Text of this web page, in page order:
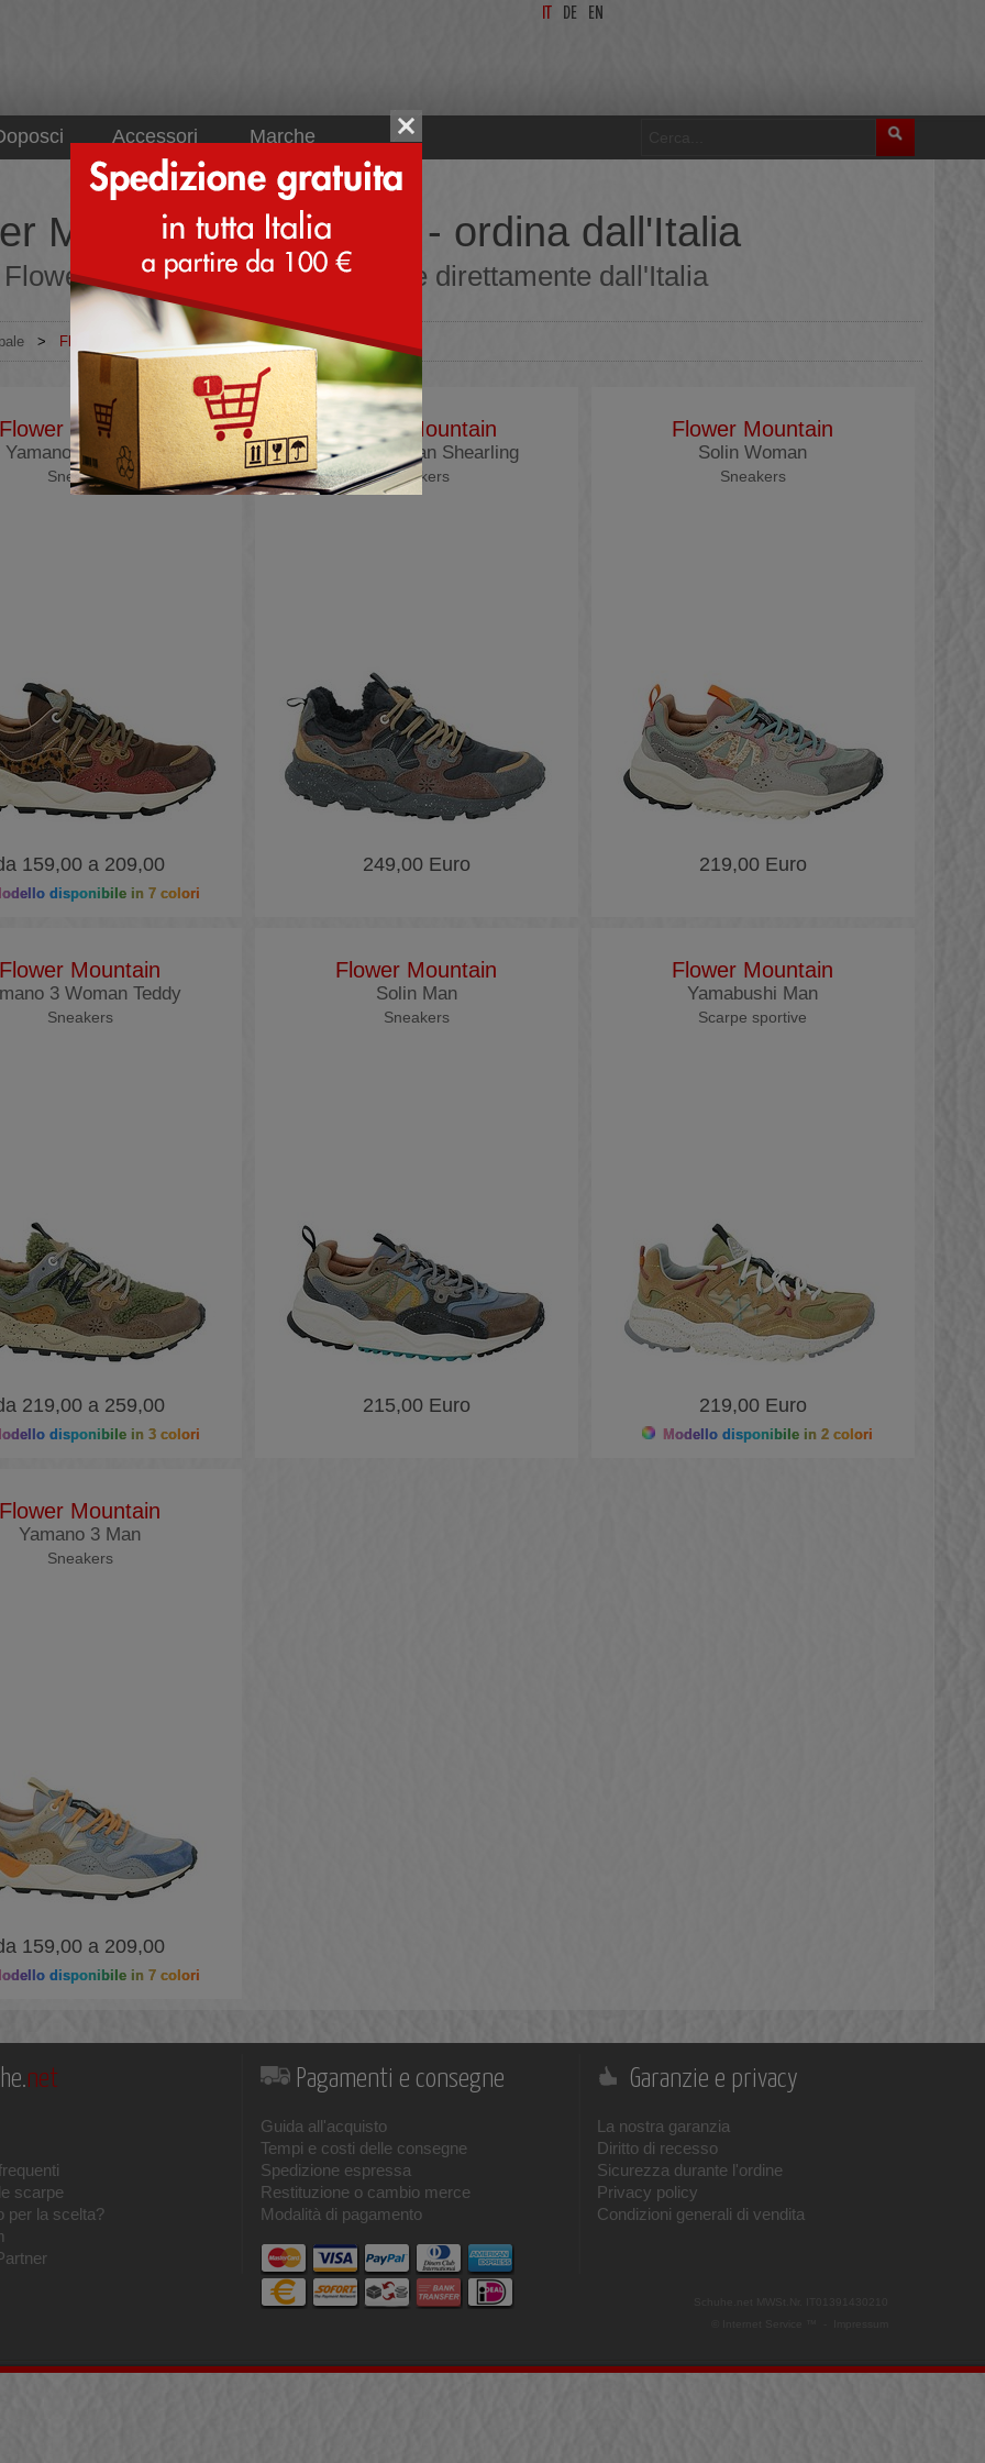
DE EN
Accessori Marche
Mountain misura 41 - ordina dall'Italia
Mountain misura 41 online direttamente dall'Italia
> Flower Mountain
Flower Mountain
Yamano 3 Woman
Sneakers
159,00 a 209,00
disponibile in 7 colori
Flower Mountain
Yamano 3 Man Shearling
Sneakers
249,00 Euro
Flower Mountain
Solin Woman
Sneakers
219,00 Euro
Flower Mountain
3 Woman Teddy
Sneakers
219,00 a 259,00
disponibile in 3 colori
Flower Mountain
Solin Man
Sneakers
215,00 Euro
Flower Mountain
Yamabushi Man
Scarpe sportive
219,00 Euro
Modello disponibile in 2 colori
Flower Mountain
Yamano 3 Man
Sneakers
159,00 a 209,00
disponibile in 7 colori
net
scarpe
per la scelta?
Pagamenti e consegne
Guida all'acquisto
Tempi e costi delle consegne
Spedizione espressa
Restituzione o cambio merce
Modalità di pagamento
Garanzie e privacy
La nostra garanzia
Diritto di recesso
Sicurezza durante l'ordine
Privacy policy
Condizioni generali di vendita